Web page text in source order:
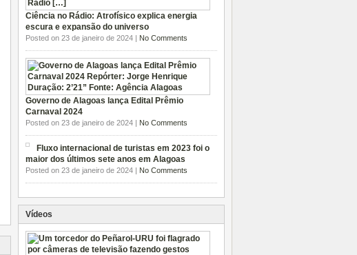
Ciência no Rádio: Atrofísico explica energia
escura e expansão do universo
Posted on 23 de janeiro de 2024 | No Comments
Governo de Alagoas lança Edital Prêmio
Carnaval 2024
Posted on 23 de janeiro de 2024 | No Comments
Fluxo internacional de turistas em 2023 foi o
maior dos últimos sete anos em Alagoas
Posted on 23 de janeiro de 2024 | No Comments
Vídeos